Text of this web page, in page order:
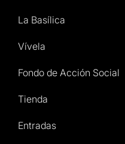
La Basílica
Vívela
Fondo de Acción Social
Tienda
Entradas